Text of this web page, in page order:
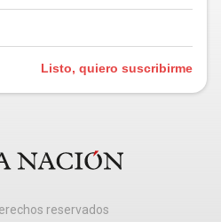
Listo, quiero suscribirme
reservados